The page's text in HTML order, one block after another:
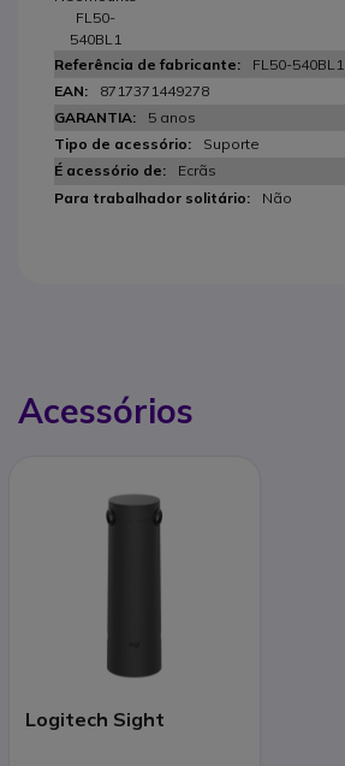
FL50-
540BL1
FL50-540BL1
8717371449278
5 anos
Suporte
Ecrãs
Não
Acessórios
Logitech Sight